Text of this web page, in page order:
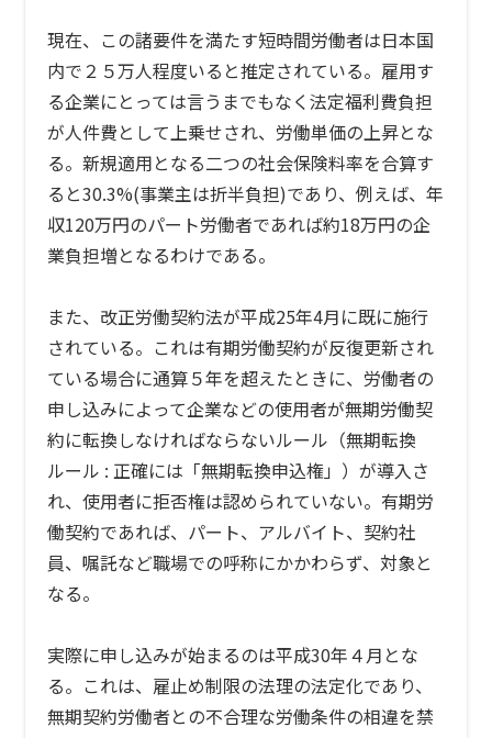
現在、この諸要件を満たす短時間労働者は日本国
内で２５万人程度いると推定されている。雇用す
る企業にとっては言うまでもなく法定福利費負担
が人件費として上乗せされ、労働単価の上昇とな
る。新規適用となる二つの社会保険料率を合算す
ると30.3%(事業主は折半負担)であり、例えば、年
収120万円のパート労働者であれば約18万円の企
業負担増となるわけである。
また、改正労働契約法が平成25年4月に既に施行
されている。これは有期労働契約が反復更新され
ている場合に通算５年を超えたときに、労働者の
申し込みによって企業などの使用者が無期労働契
約に転換しなければならないルール（無期転換
ルール : 正確には「無期転換申込権」）が導入さ
れ、使用者に拒否権は認められていない。有期労
働契約であれば、パート、アルバイト、契約社
員、嘱託など職場での呼称にかかわらず、対象と
なる。
実際に申し込みが始まるのは平成30年４月とな
る。これは、雇止め制限の法理の法定化であり、
無期契約労働者との不合理な労働条件の相違を禁